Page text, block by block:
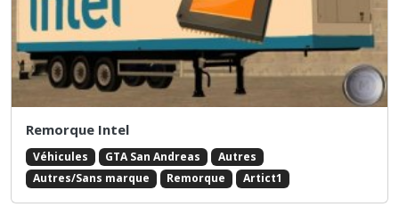
Remorque Intel
Véhicules GTA San Andreas
Autres
Autres/Sans marque
Remorque Artict1